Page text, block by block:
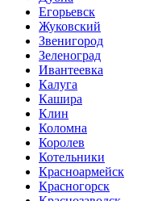
Егорьевск
Жуковский
Звенигород
Зеленоград
Ивантеевка
Калуга
Кашира
Клин
Коломна
Королев
Котельники
Красноармейск
Красногорск